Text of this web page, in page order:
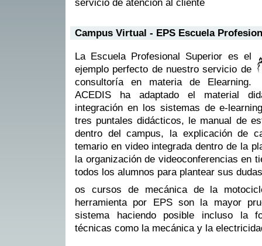
servicio de atención al cliente
Campus Virtual - EPS Escuela
La Escuela Profesional Superior es el
ejemplo perfecto de nuestro servicio de
consultoría en materia de Elearning.
ACEDIS ha adaptado el material
integración en los sistemas de e-
tres puntales didácticos, le manual de
dentro del campus, la explicación de
temario en video integrada dentro de la
la organización de videoconferencias en
todos los alumnos para plantear sus
os cursos de mecánica de la
herramienta por EPS son la mayor
sistema haciendo posible incluso la
técnicas como la mecánica y la